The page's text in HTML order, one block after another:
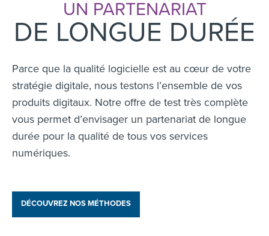
UN PARTENARIAT
DE LONGUE DURÉE
Parce que la qualité logicielle est au cœur de votre
stratégie digitale, nous testons l’ensemble de vos
produits digitaux. Notre offre de test très complète
vous permet d’envisager un partenariat de longue
durée pour la qualité de tous vos services
numériques.
DÉCOUVREZ NOS MÉTHODES